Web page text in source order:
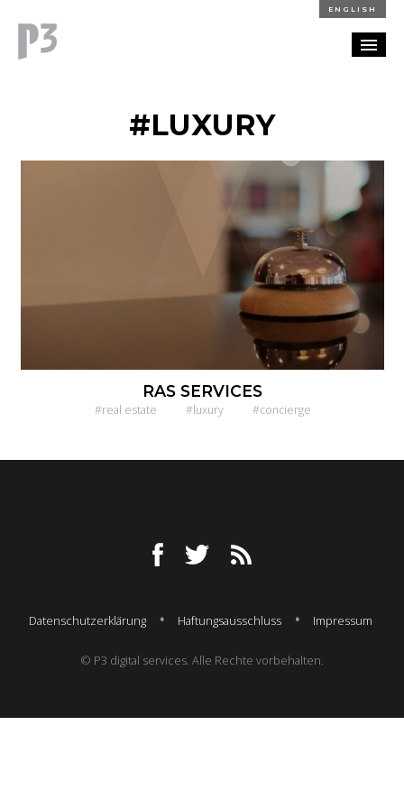
ENGLISH
KARRIERE
KONTAKT
#LUXURY
RAS SERVICES
#real estate #luxury #concierge
Datenschutzerklärung Haftungsausschluss Impressum
© P3 digital services. Alle Rechte vorbehalten.